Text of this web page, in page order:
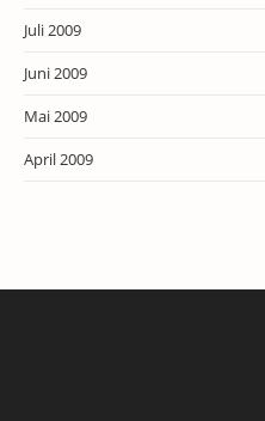
Juli 2009
Juni 2009
Mai 2009
April 2009